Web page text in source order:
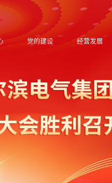
党的建设 经营发展